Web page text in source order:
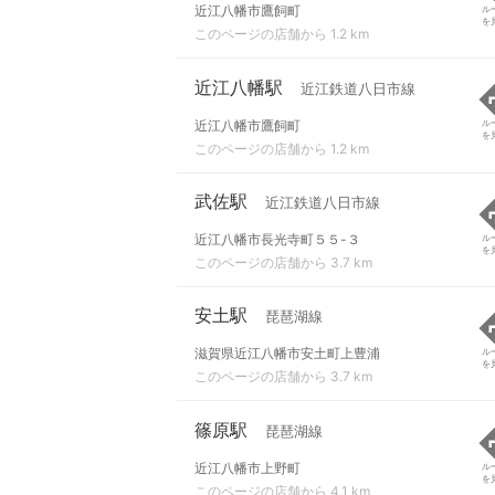
近江八幡市鷹飼町
このページの店舗から 1.2 km
ル
を
近江八幡駅 近江鉄道八日市線
近江八幡市鷹飼町
このページの店舗から 1.2 km
ル
を
武佐駅 近江鉄道八日市線
近江八幡市長光寺町５５-３
このページの店舗から 3.7 km
ル
を
安土駅 琵琶湖線
滋賀県近江八幡市安土町上豊浦
このページの店舗から 3.7 km
ル
を
篠原駅 琵琶湖線
近江八幡市上野町
このページの店舗から 4.1 km
ル
を